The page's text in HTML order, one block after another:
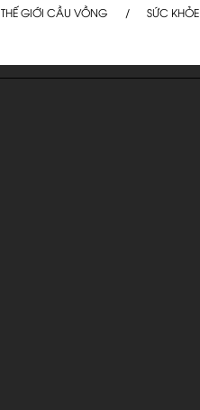
THẾ GIỚI CẦU VỒNG SỨC KHỎE